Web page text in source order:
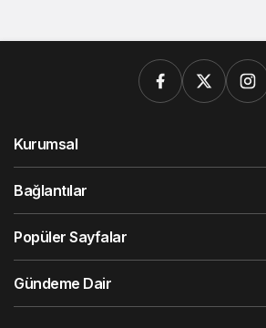
Kurumsal
Bağlantılar
Popüler Sayfalar
Gündeme Dair